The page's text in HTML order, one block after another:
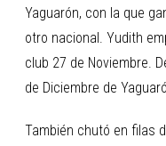
Yaguarón, con la que
otro nacional. Yudith
club 27 de Noviembre.
de Diciembre de
También chutó en filas